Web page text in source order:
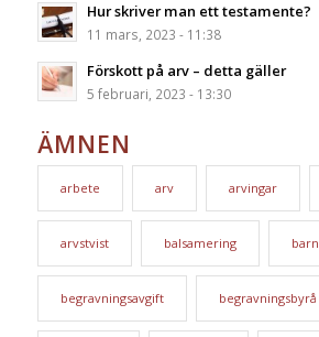
Hur skriver man ett testamente?
11 mars, 2023 - 11:38
Förskott på arv – detta gäller
5 februari, 2023 - 13:30
ÄMNEN
arbete arv arvingar
arvstvist balsamering barn
begravningsavgift begravningsbyrå